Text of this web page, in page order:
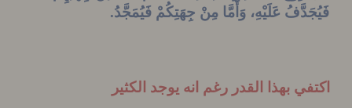
عَلَيْهِ، وَأَمَّا مِنْ جِهَتِكُمْ فَيُمَجَّدُ
بهذا القدر رغم انه يوجد الكثير